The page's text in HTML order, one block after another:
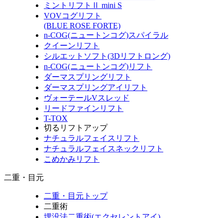
ミントリフトⅡ mini S
VOVコグリフト
(BLUE ROSE FORTE)
n-COG(ニュートンコグ)スパイラル
クイーンリフト
シルエットソフト(3Dリフトロング)
n-COG(ニュートンコグ)リフト
ダーマスプリングリフト
ダーマスプリングアイリフト
ヴォーテールVスレッド
リードファインリフト
T-TOX
切るリフトアップ
ナチュラルフェイスリフト
ナチュラルフェイスネックリフト
こめかみリフト
二重・目元
二重・目元トップ
二重術